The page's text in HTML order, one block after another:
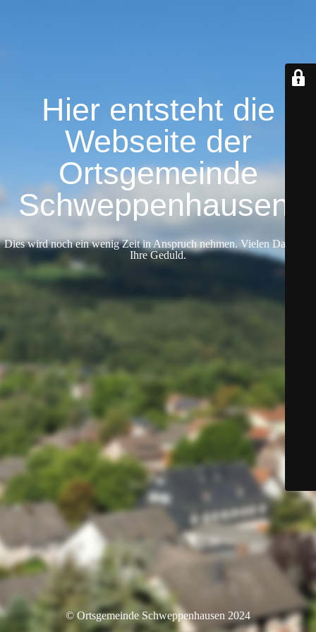
Hier entsteht die
Webseite der
Ortsgemeinde
Schweppenhausen.
Dies wird noch ein wenig Zeit in Anspruch nehmen. Vielen Dank für
Ihre Geduld.
© Ortsgemeinde Schweppenhausen 2024